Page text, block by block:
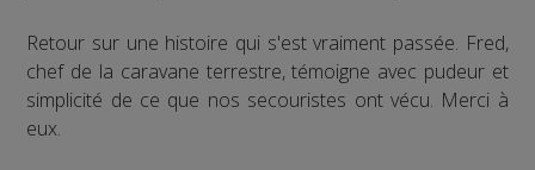
Retour sur une histoire qui s'est vraiment passée. Fred,
chef de la caravane terrestre, témoigne avec pudeur et
simplicité de ce que nos secouristes ont vécu. Merci à
eux.